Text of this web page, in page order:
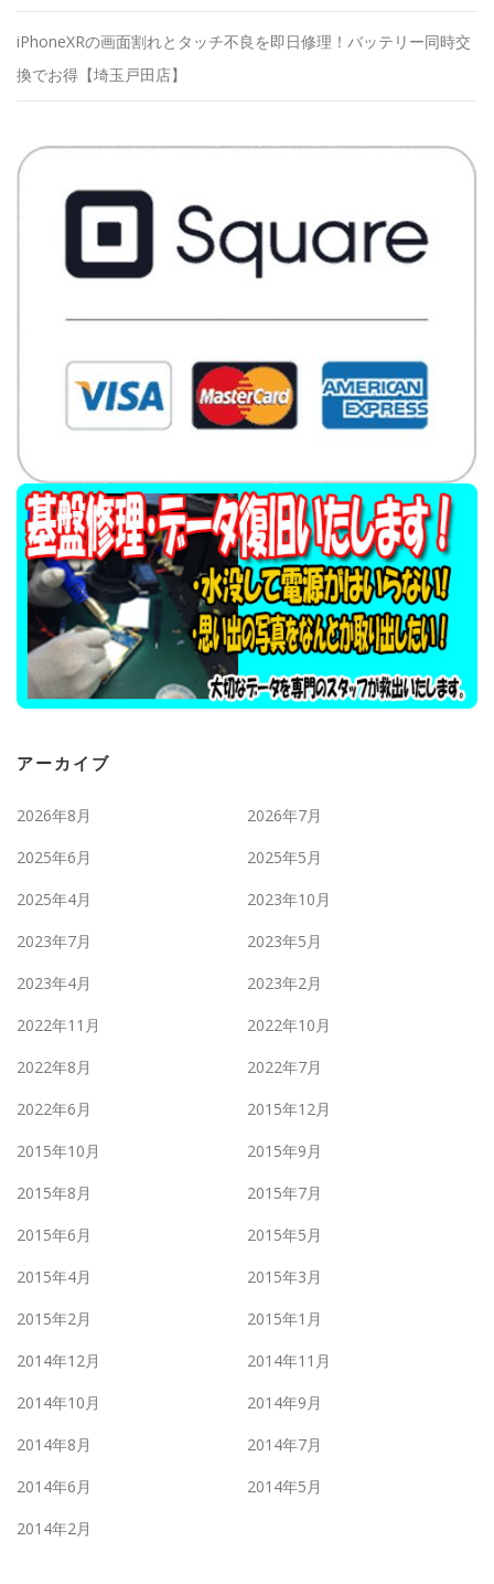
iPhoneXRの画面割れとタッチ不良を即日修理！バッテリー同時交
換でお得【埼玉戸田店】
アーカイブ
2026年8月
2026年7月
2025年6月
2025年5月
2025年4月
2023年10月
2023年7月
2023年5月
2023年4月
2023年2月
2022年11月
2022年10月
2022年8月
2022年7月
2022年6月
2015年12月
2015年10月
2015年9月
2015年8月
2015年7月
2015年6月
2015年5月
2015年4月
2015年3月
2015年2月
2015年1月
2014年12月
2014年11月
2014年10月
2014年9月
2014年8月
2014年7月
2014年6月
2014年5月
2014年2月